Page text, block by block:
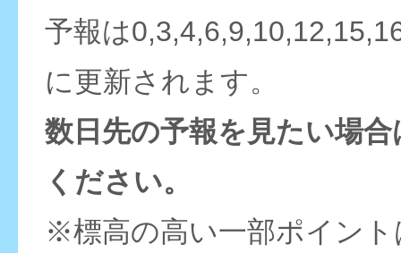
予報は
に更新されます。
数日先の予報を見たい場
ください。
※標高の高い一部ポイン